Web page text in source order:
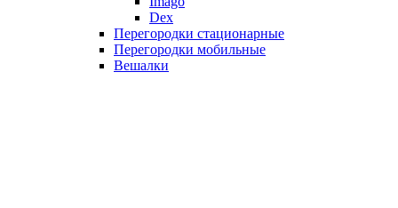
Dex
Перегородки стационарные
Перегородки мобильные
Вешалки